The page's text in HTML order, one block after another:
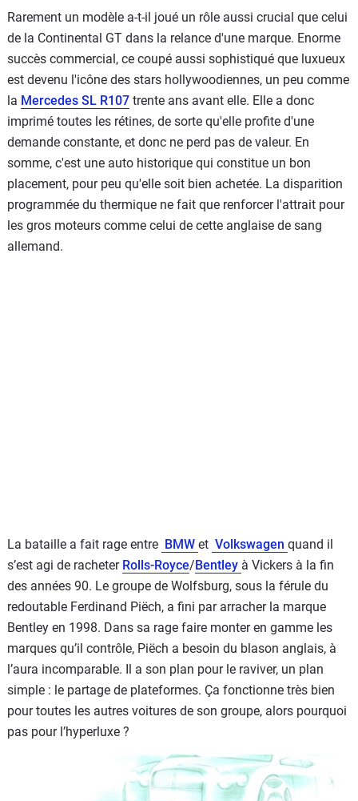
Rarement un modèle a-t-il joué un rôle aussi crucial que celui
de la Continental GT dans la relance d'une marque. Enorme
succès commercial, ce coupé aussi sophistiqué que luxueux
est devenu l'icône des stars hollywoodiennes, un peu comme
la Mercedes SL R107 trente ans avant elle. Elle a donc
imprimé toutes les rétines, de sorte qu'elle profite d'une
demande constante, et donc ne perd pas de valeur. En
somme, c'est une auto historique qui constitue un bon
placement, pour peu qu'elle soit bien achetée. La disparition
programmée du thermique ne fait que renforcer l'attrait pour
les gros moteurs comme celui de cette anglaise de sang
allemand.
La bataille a fait rage entre BMW et Volkswagen quand il
s’est agi de racheter Rolls-Royce/ Bentley à Vickers à la fin
des années 90. Le groupe de Wolfsburg, sous la férule du
redoutable Ferdinand Piëch, a fini par arracher la marque
Bentley en 1998. Dans sa rage faire monter en gamme les
marques qu’il contrôle, Piëch a besoin du blason anglais, à
l’aura incomparable. Il a son plan pour le raviver, un plan
simple : le partage de plateformes. Ça fonctionne très bien
pour toutes les autres voitures de son groupe, alors pourquoi
pas pour l’hyperluxe ?